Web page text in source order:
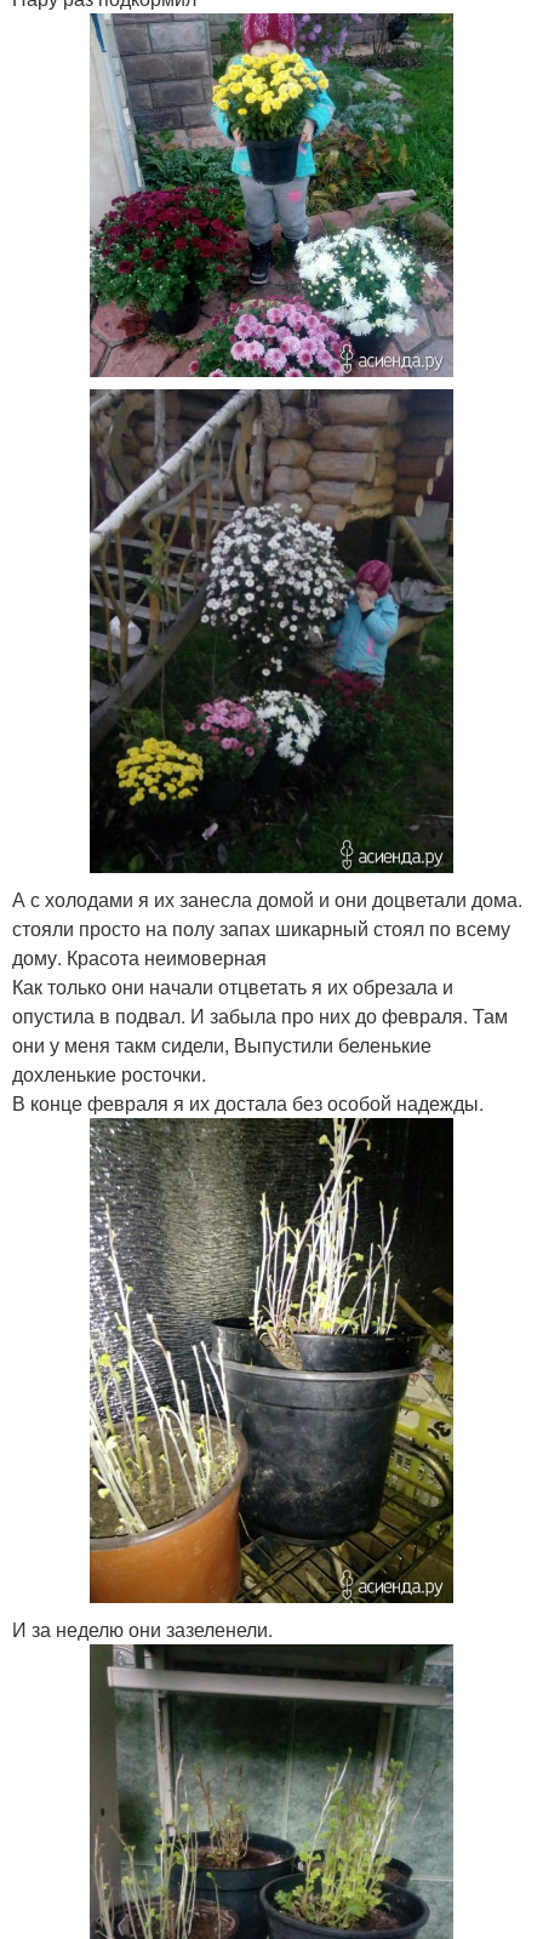
А с холодами я их занесла домой и они доцветали дома.
стояли просто на полу запах шикарный стоял по всему
дому. Красота неимоверная
Как только они начали отцветать я их обрезала и
опустила в подвал. И забыла про них до февраля. Там
они у меня такм сидели, Выпустили беленькие
дохленькие росточки.
В конце февраля я их достала без особой надежды.
И за неделю они зазеленели.